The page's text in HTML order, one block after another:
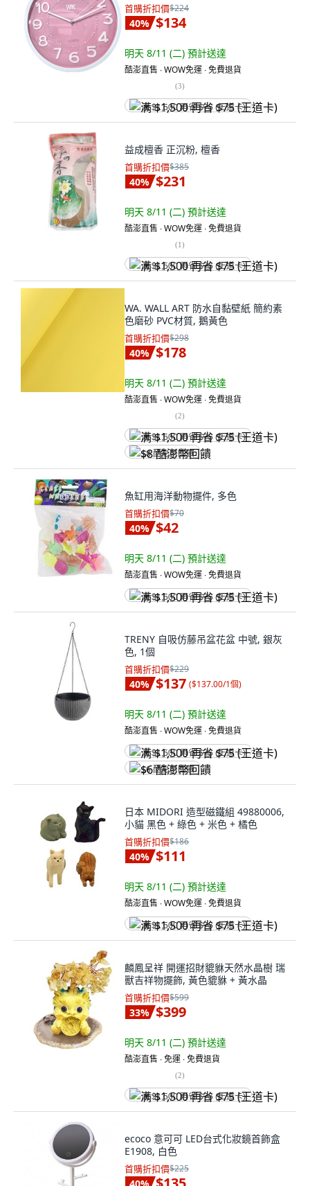
首購折扣價$224
40% $134
明天 8/11 (二) 預計送達
酷澎直售 ∙ WOW免運 ∙ 免費退貨
(3)
满 $1,500 再省 $75 (王道卡)
益成檀香 正沉粉, 檀香
首購折扣價$385
40% $231
明天 8/11 (二) 預計送達
酷澎直售 ∙ WOW免運 ∙ 免費退貨
(1)
满 $1,500 再省 $75 (王道卡)
WA. WALL ART 防水自黏壁紙 簡約素
色磨砂 PVC材質, 鵝黃色
首購折扣價$298
40% $178
明天 8/11 (二) 預計送達
酷澎直售 ∙ WOW免運 ∙ 免費退貨
(2)
满 $1,500 再省 $75 (王道卡)
$8 酷澎幣回饋
魚缸用海洋動物擺件, 多色
首購折扣價$70
40% $42
明天 8/11 (二) 預計送達
酷澎直售 ∙ WOW免運 ∙ 免費退貨
满 $1,500 再省 $75 (王道卡)
TRENY 自吸仿藤吊盆花盆 中號, 銀灰
色, 1個
首購折扣價$229
40% $137 ($137.00/1個)
明天 8/11 (二) 預計送達
酷澎直售 ∙ WOW免運 ∙ 免費退貨
满 $1,500 再省 $75 (王道卡)
$6 酷澎幣回饋
日本 MIDORI 造型磁鐵組 49880006,
小貓 黑色 + 綠色 + 米色 + 橘色
首購折扣價$186
40% $111
明天 8/11 (二) 預計送達
酷澎直售 ∙ WOW免運 ∙ 免費退貨
满 $1,500 再省 $75 (王道卡)
麟鳳呈祥 開運招財貔貅天然水晶樹 瑞
獸吉祥物擺飾, 黃色貔貅 + 黃水晶
首購折扣價$599
33% $399
明天 8/11 (二) 預計送達
酷澎直售 ∙ 免運 ∙ 免費退貨
(2)
满 $1,500 再省 $75 (王道卡)
ecoco 意可可 LED台式化妝鏡首飾盒
E1908, 白色
首購折扣價$225